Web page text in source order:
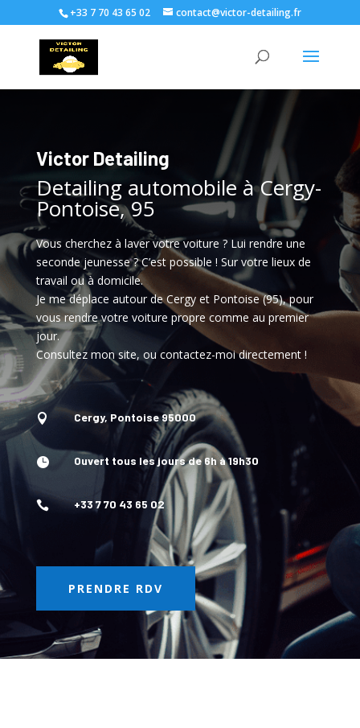
+33 7 70 43 65 02 contact@victor-detailing.fr
Victor Detailing
Detailing automobile à Cergy-
Pontoise, 95
Vous cherchez à laver votre voiture ? Lui rendre une
seconde jeunesse ? C’est possible ! Sur votre lieux de
travail ou à domicile.
Je me déplace autour de Cergy et Pontoise (95), pour
vous rendre votre voiture propre comme au premier
jour.
Consultez mon site, ou contactez-moi directement !
 Cergy, Pontoise 95000
 Ouvert tous les jours de 6h à 19h30
 +33 7 70 43 65 02
PRENDRE RDV